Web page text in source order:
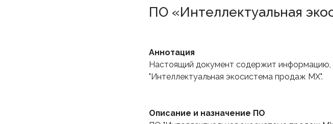
ПО «Интеллектуальная
Аннотация
Настоящий документ содержит
"Интеллектуальная экосистема продаж MX".
Описание и назначение ПО